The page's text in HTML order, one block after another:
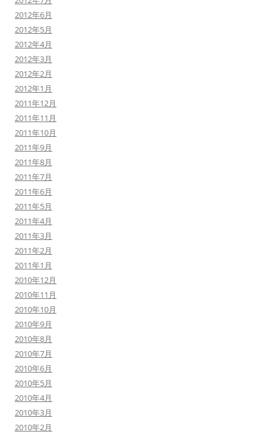
2012年6月
2012年5月
2012年4月
2012年3月
2012年2月
2012年1月
2011年12月
2011年11月
2011年10月
2011年9月
2011年8月
2011年7月
2011年6月
2011年5月
2011年4月
2011年3月
2011年2月
2011年1月
2010年12月
2010年11月
2010年10月
2010年9月
2010年8月
2010年7月
2010年6月
2010年5月
2010年4月
2010年3月
2010年2月